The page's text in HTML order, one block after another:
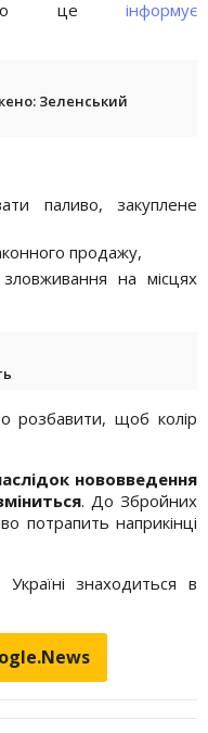
Про це інформує
Зеленський
паливо, закуплене
продажу,
на місцях
розбавити, щоб колір
нововведення
. До Збройних
потрапить наприкінці
знаходиться в